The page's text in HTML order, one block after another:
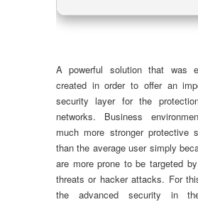
A powerful solution that was
created in order to offer an
security layer for the
networks. Business
much more stronger protective
than the average user simply
are more prone to be targeted
threats or hacker attacks. For
the advanced security in